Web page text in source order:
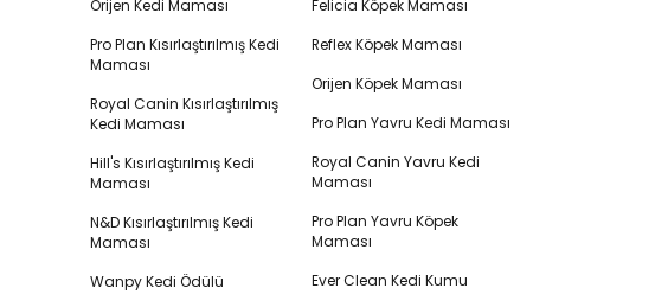
Orijen Kedi Maması
Pro Plan Kısırlaştırılmış Kedi
Maması
Royal Canin Kısırlaştırılmış
Kedi Maması
Hill's Kısırlaştırılmış Kedi
Maması
N&D Kısırlaştırılmış Kedi
Maması
Wanpy Kedi Ödülü
Felicia Köpek Maması
Reflex Köpek Maması
Orijen Köpek Maması
Pro Plan Yavru Kedi Maması
Royal Canin Yavru Kedi
Maması
Pro Plan Yavru Köpek
Maması
Ever Clean Kedi Kumu